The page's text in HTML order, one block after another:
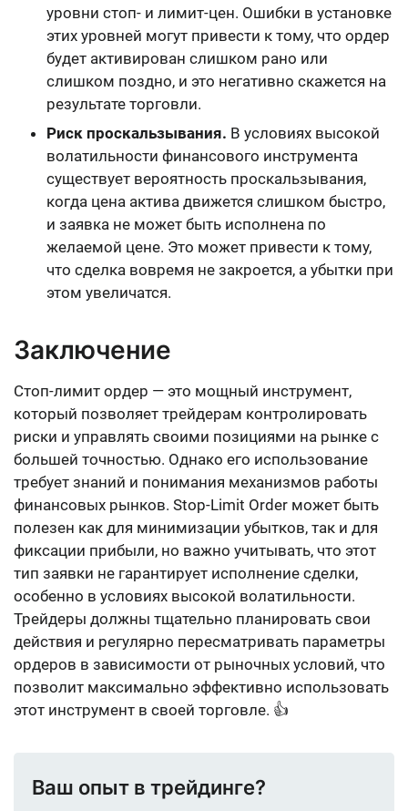
уровни стоп- и лимит-цен. Ошибки в установке
этих уровней могут привести к тому, что ордер
будет активирован слишком рано или
слишком поздно, и это негативно скажется на
результате торговли.
Риск проскальзывания. В условиях высокой
волатильности финансового инструмента
существует вероятность проскальзывания,
когда цена актива движется слишком быстро,
и заявка не может быть исполнена по
желаемой цене. Это может привести к тому,
что сделка вовремя не закроется, а убытки при
этом увеличатся.
Заключение
Стоп-лимит ордер — это мощный инструмент,
который позволяет трейдерам контролировать
риски и управлять своими позициями на рынке с
большей точностью. Однако его использование
требует знаний и понимания механизмов работы
финансовых рынков. Stop-Limit Order может быть
полезен как для минимизации убытков, так и для
фиксации прибыли, но важно учитывать, что этот
тип заявки не гарантирует исполнение сделки,
особенно в условиях высокой волатильности.
Трейдеры должны тщательно планировать свои
действия и регулярно пересматривать параметры
ордеров в зависимости от рыночных условий, что
позволит максимально эффективно использовать
этот инструмент в своей торговле. 👍
Ваш опыт в трейдинге?